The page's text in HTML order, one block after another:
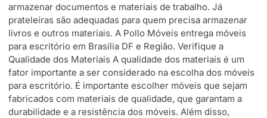
armazenar documentos e materiais de trabalho. Já
prateleiras são adequadas para quem precisa armazenar
livros e outros materiais. A Pollo Móveis entrega móveis
para escritório em Brasília DF e Região. Verifique a
Qualidade dos Materiais A qualidade dos materiais é um
fator importante a ser considerado na escolha dos móveis
para escritório. É importante escolher móveis que sejam
fabricados com materiais de qualidade, que garantam a
durabilidade e a resistência dos móveis. Além disso,